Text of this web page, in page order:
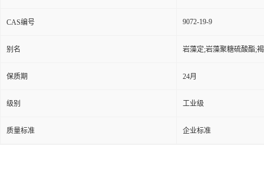
CAS编号 9072-19-9
别名 岩藻定;岩藻聚糖硫酸酯;
保质期 24月
级别 工业级
质量标准 企业标准